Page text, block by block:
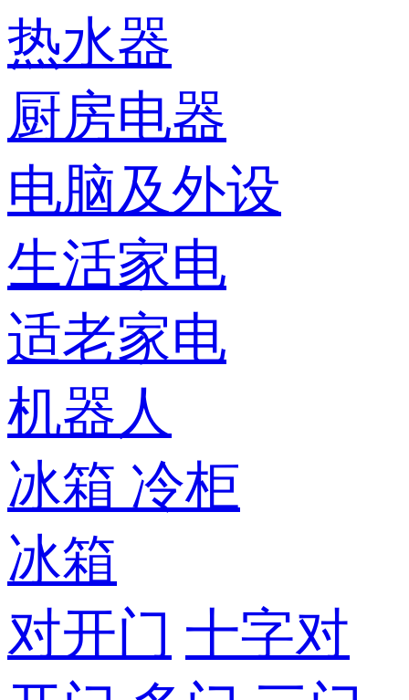
热水器
厨房电器
电脑及外设
生活家电
适老家电
机器人
冰箱 冷柜
冰箱
对开门 十字对